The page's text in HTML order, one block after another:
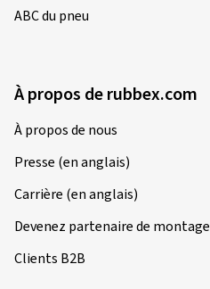
ABC du pneu
À propos de rubbex.com
À propos de nous
Presse (en anglais)
Carrière (en anglais)
Devenez partenaire de montage
Clients B2B